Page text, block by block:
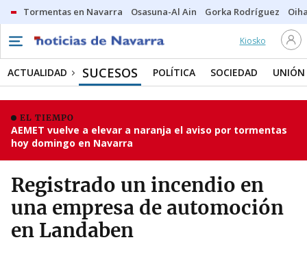
Tormentas en Navarra Osasuna-Al Ain Gorka Rodríguez
Kiosko
ACTUALIDAD SUCESOS POLÍTICA SOCIEDAD UNIÓN
EL TIEMPO
AEMET vuelve a elevar a naranja el aviso por tormentas
hoy domingo en Navarra
Registrado un incendio en
una empresa de automoción
en Landaben